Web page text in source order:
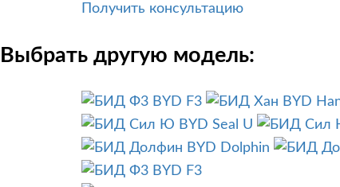
Получить консультацию
Выбрать другую модель:
BYD F3 BYD
BYD Seal U
BYD Dolphin
BYD F3